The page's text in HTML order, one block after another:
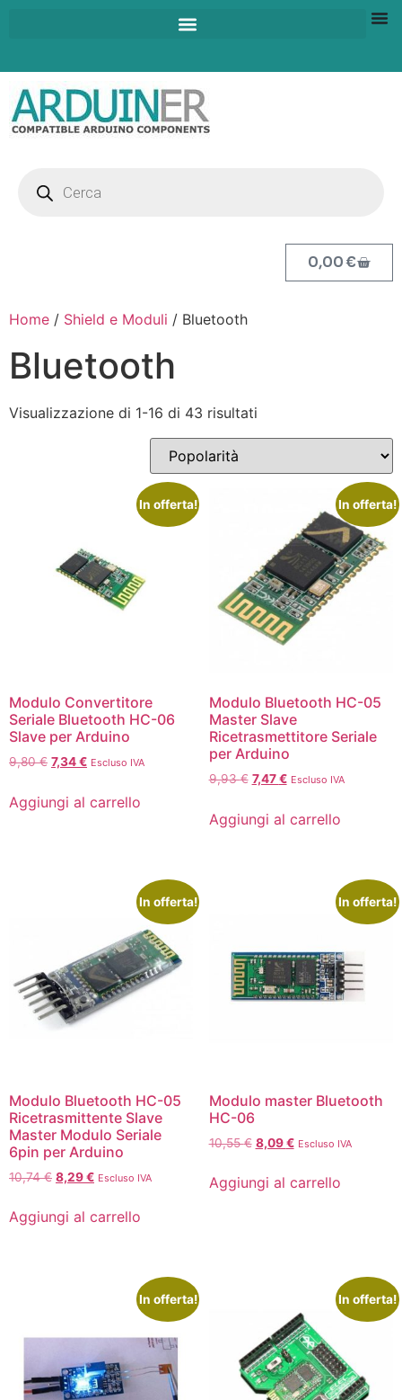
0,00€
Home / Shield e Moduli / Bluetooth
Bluetooth
Visualizzazione di 1-16 di 43 risultati
In offerta!
Modulo Convertitore
Seriale Bluetooth HC-06
Slave per Arduino
9,80€ 7,34€ Escluso IVA
Aggiungi al carrello
In offerta!
Modulo Bluetooth HC-05
Master Slave
Ricetrasmettitore Seriale
per Arduino
9,93€ 7,47€ Escluso IVA
Aggiungi al carrello
In offerta!
Modulo Bluetooth HC-05
Ricetrasmittente Slave
Master Modulo Seriale
6pin per Arduino
10,74€ 8,29€ Escluso IVA
Aggiungi al carrello
In offerta!
Modulo master Bluetooth
HC-06
10,55€ 8,09€ Escluso IVA
Aggiungi al carrello
In offerta! In offerta!